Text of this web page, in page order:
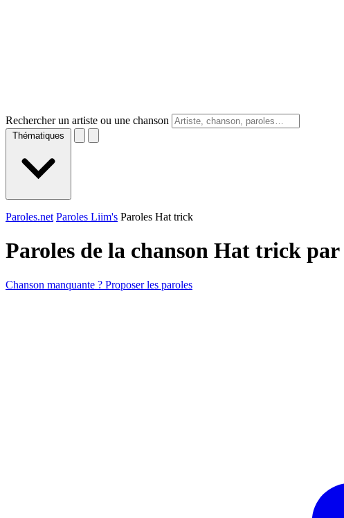
Rechercher un artiste ou une chanson
Thématiques
Paroles.net Paroles Liim's Paroles Hat trick
Paroles de la chanson Hat trick par
Chanson manquante ? Proposer les paroles